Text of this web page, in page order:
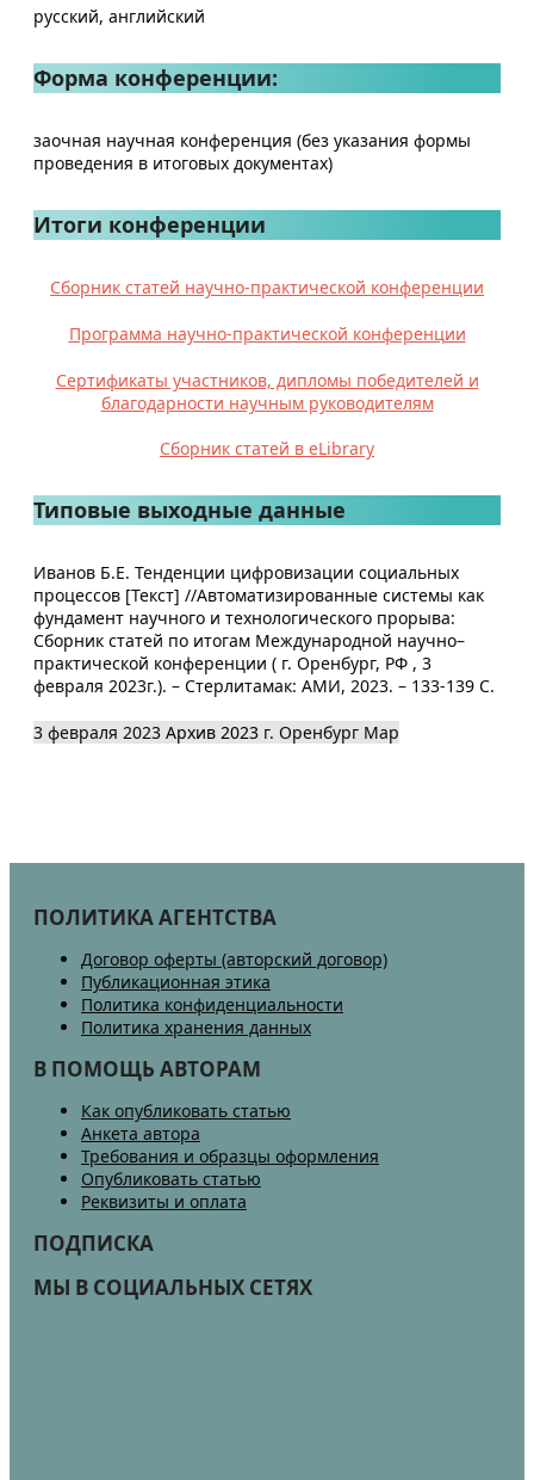
русский, английский
Форма конференции:
заочная научная конференция (без указания формы
проведения в итоговых документах)
Итоги конференции
Сборник статей научно-практической конференции
Программа научно-практической конференции
Сертификаты участников, дипломы победителей и
благодарности научным руководителям
Сборник статей в eLibrary
Типовые выходные данные
Иванов Б.Е. Тенденции цифровизации социальных
процессов [Текст] //Автоматизированные системы как
фундамент научного и технологического прорыва:
Сборник статей по итогам Международной научно–
практической конференции ( г. Оренбург, РФ , 3
февраля 2023г.). – Стерлитамак: АМИ, 2023. – 133-139 С.
3 февраля 2023 Архив 2023 г. Оренбург Map
ПОЛИТИКА АГЕНТСТВА
Договор оферты (авторский договор)
Публикационная этика
Политика конфиденциальности
Политика хранения данных
В ПОМОЩЬ АВТОРАМ
Как опубликовать статью
Анкета автора
Требования и образцы оформления
Опубликовать статью
Реквизиты и оплата
ПОДПИСКА
МЫ В СОЦИАЛЬНЫХ СЕТЯХ